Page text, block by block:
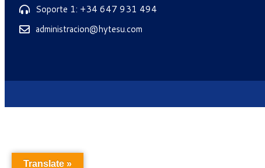
Soporte 1: +34 647 931 494
administracion@hytesu.com
Translate »